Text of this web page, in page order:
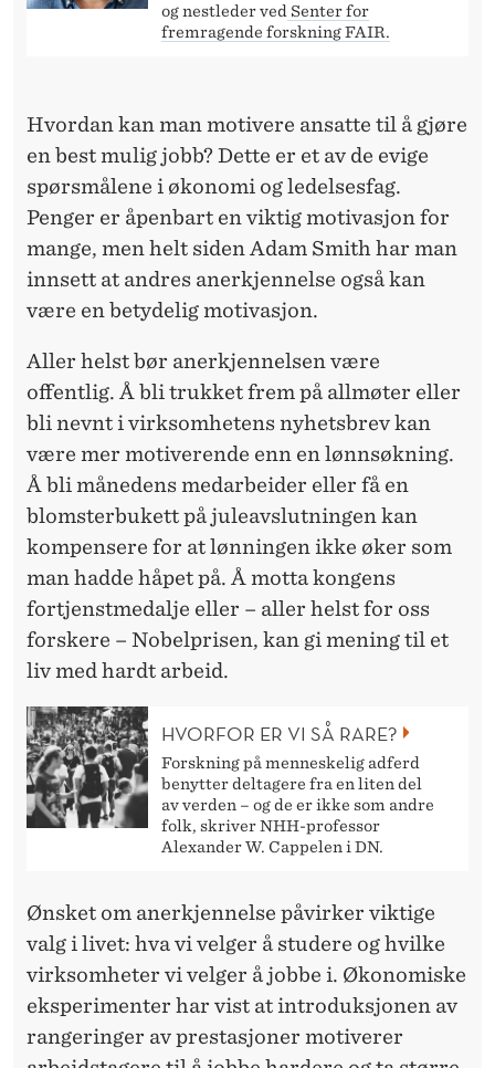
og nestleder ved Senter for
fremragende forskning FAIR.
Hvordan kan man motivere ansatte til å gjøre
en best mulig jobb? Dette er et av de evige
spørsmålene i økonomi og ledelsesfag.
Penger er åpenbart en viktig motivasjon for
mange, men helt siden Adam Smith har man
innsett at andres anerkjennelse også kan
være en betydelig motivasjon.
Aller helst bør anerkjennelsen være
offentlig. Å bli trukket frem på allmøter eller
bli nevnt i virksomhetens nyhetsbrev kan
være mer motiverende enn en lønnsøkning.
Å bli månedens medarbeider eller få en
blomsterbukett på juleavslutningen kan
kompensere for at lønningen ikke øker som
man hadde håpet på. Å motta kongens
fortjenstmedalje eller – aller helst for oss
forskere – Nobelprisen, kan gi mening til et
liv med hardt arbeid.
HVORFOR ER VI SÅ RARE?
Forskning på menneskelig adferd
benytter deltagere fra en liten del
av verden – og de er ikke som andre
folk, skriver NHH-professor
Alexander W. Cappelen i DN.
Ønsket om anerkjennelse påvirker viktige
valg i livet: hva vi velger å studere og hvilke
virksomheter vi velger å jobbe i. Økonomiske
eksperimenter har vist at introduksjonen av
rangeringer av prestasjoner motiverer